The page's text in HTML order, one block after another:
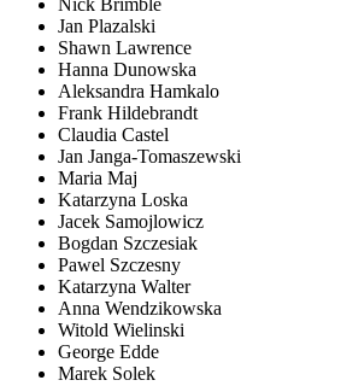
Nick Brimble
Jan Plazalski
Shawn Lawrence
Hanna Dunowska
Aleksandra Hamkalo
Frank Hildebrandt
Claudia Castel
Jan Janga-Tomaszewski
Maria Maj
Katarzyna Loska
Jacek Samojlowicz
Bogdan Szczesiak
Pawel Szczesny
Katarzyna Walter
Anna Wendzikowska
Witold Wielinski
George Edde
Marek Solek